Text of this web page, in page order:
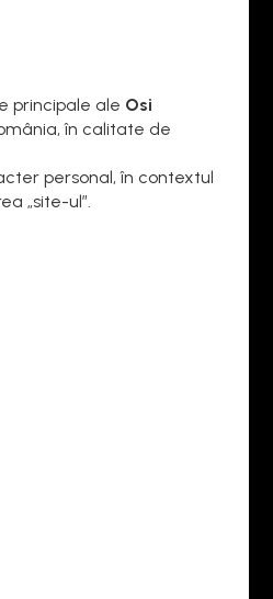
principale ale Osi
în calitate de
personal, în contextul
„site-ul”.